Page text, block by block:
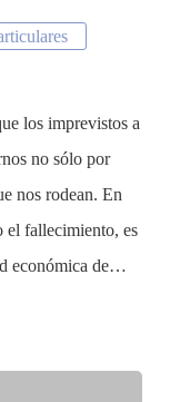
los imprevistos a
no sólo por
nos rodean. En
el fallecimiento, es
económica de…